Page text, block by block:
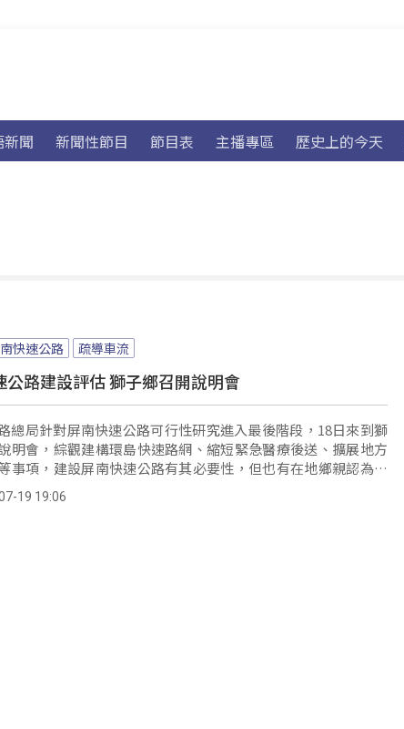
聞 新聞性節目 節目表 主播專區 歷史上的今天
快速公路 疏導車流
公路建設評估 獅子鄉召開說明會
總局針對屏南快速公路可行性研究進入最後階段，18日來到獅
明會，綜觀建構環島快速路網、縮短緊急醫療後送、擴展地方
事項，建設屏南快速公路有其必要性，但也有在地鄉親認為會
計。19 19:06